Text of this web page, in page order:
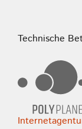
Technische